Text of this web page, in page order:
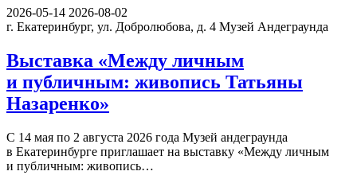
2026-05-14 2026-08-02
г. Екатеринбург, ул. Добролюбова, д. 4 Музей Андеграунда
Выставка «Между личным
и публичным: живопись Татьяны
Назаренко»
С 14 мая по 2 августа 2026 года Музей андеграунда
в Екатеринбурге приглашает на выставку «Между личным
и публичным: живопись…